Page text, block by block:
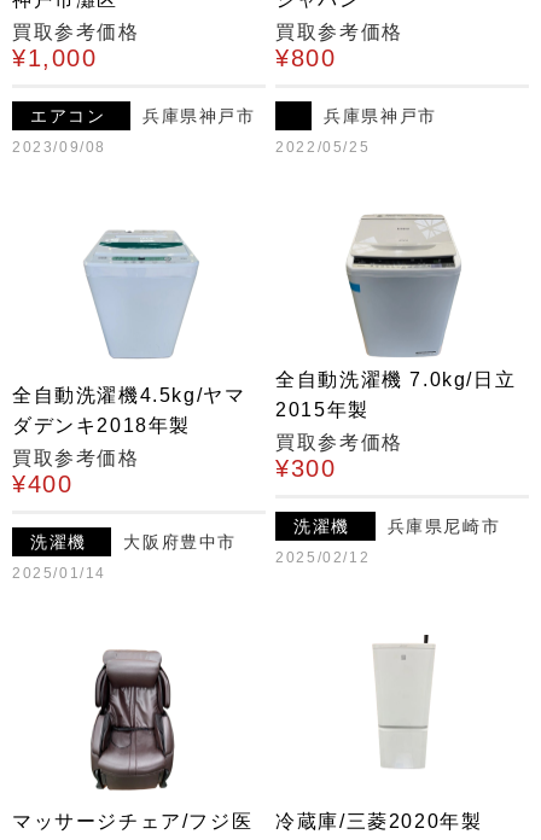
買取参考価格
¥1,000
エアコン 兵庫県神戸市
2023/09/08
買取参考価格
¥800
兵庫県神戸市
2022/05/25
全自動洗濯機4.5kg/ヤマ
ダデンキ2018年製
買取参考価格
¥400
洗濯機 大阪府豊中市
2025/01/14
全自動洗濯機 7.0kg/日立
2015年製
買取参考価格
¥300
洗濯機 兵庫県尼崎市
2025/02/12
マッサージチェア/フジ医
冷蔵庫/三菱2020年製